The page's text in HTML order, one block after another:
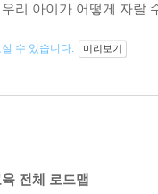
우리 아이가 어떻게 자
수 있습니다. 미리보기
전체 로드맵